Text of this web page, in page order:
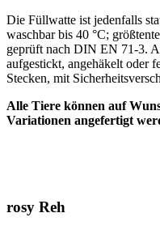
Die Füllwatte ist jedenfalls
waschbar bis 40 °C;
geprüft nach DIN EN 71-3.
aufgestickt, angehäkelt oder
Stecken, mit
Alle Tiere können auf
Variationen angefertigt
rosy Reh